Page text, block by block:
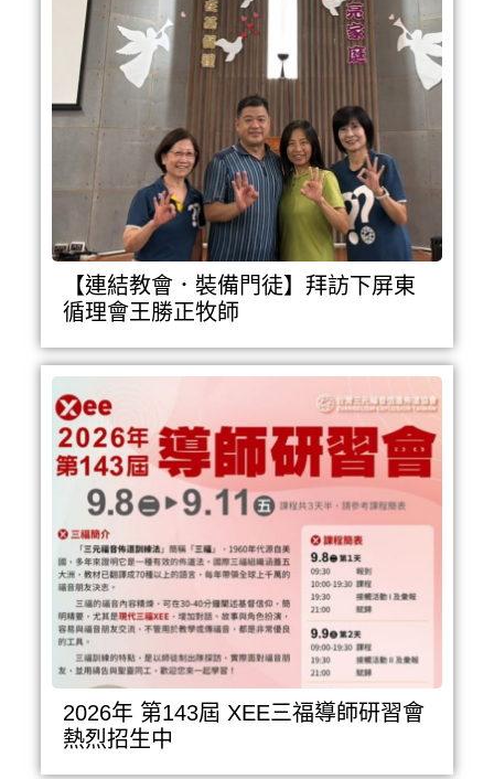
【連結教會．裝備門徒】拜訪下屏東
循理會王勝正牧師
2026年 第143屆 XEE三福導師研習會
熱烈招生中